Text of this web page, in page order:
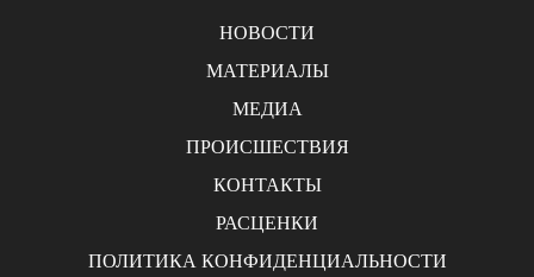
НОВОСТИ
МАТЕРИАЛЫ
МЕДИА
ПРОИСШЕСТВИЯ
КОНТАКТЫ
РАСЦЕНКИ
ПОЛИТИКА КОНФИДЕНЦИАЛЬНОСТИ